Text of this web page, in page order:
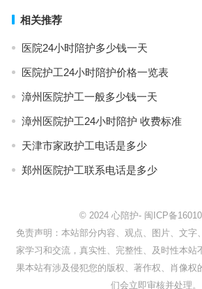
相关推荐
医院24小时陪护多少钱一天
医院护工24小时陪护价格一览表
漳州医院护工一般多少钱一天
漳州医院护工24小时陪护 收费标准
天津市家政护工电话是多少
郑州医院护工联系电话是多少
© 2024 心陪护- 闽ICP备
免责声明：本站部分内容、观点、图片、文字
家学习和交流，真实性、完整性、及时性本站
果本站有涉及侵犯您的版权、著作权、肖像权
们会立即审核并处理。